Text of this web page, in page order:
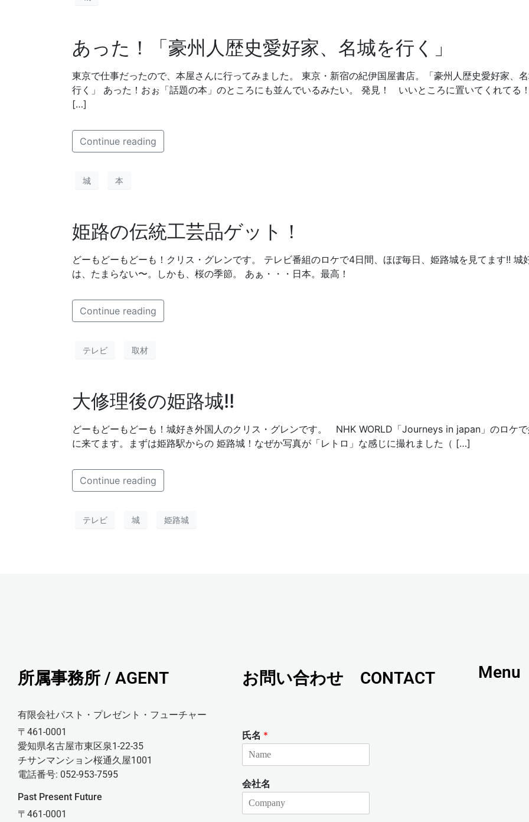
あった！「豪州人歴史愛好家、名城を行く」
東京で仕事だったので、本屋さんに行ってみました。 東京・新宿の紀伊国屋書店。「豪州人歴史愛好家、
行く」 あった！おぉ「話題の本」のところにも並んでいるみたい。 発見！ いいところに置いてくれてる
[…]
Continue reading
城 本
姫路の伝統工芸品ゲット！
どーもどーもどーも！クリス・グレンです。 テレビ番組のロケで4日間、ほぼ毎日、姫路城を見てます!! 城
は、たまらない〜。しかも、桜の季節。 あぁ・・・日本。最高！
Continue reading
テレビ 取材
大修理後の姫路城!!
どーもどーもどーも！城好き外国人のクリス・グレンです。 NHK WORLD「Journeys in japan」のロケ
に来てます。まずは姫路駅からの 姫路城！なぜか写真が「レトロ」な感じに撮れました（ […]
Continue reading
テレビ 城 姫路城
所属事務所 / AGENT
有限会社パスト・プレゼント・フューチャー
〒461-0001
愛知県名古屋市東区泉1-22-35
チサンマンション桜通久屋1001
電話番号: 052-953-7595
Past Present Future
〒461-0001
お問い合わせ CONTACT
氏名 *
会社名
Menu